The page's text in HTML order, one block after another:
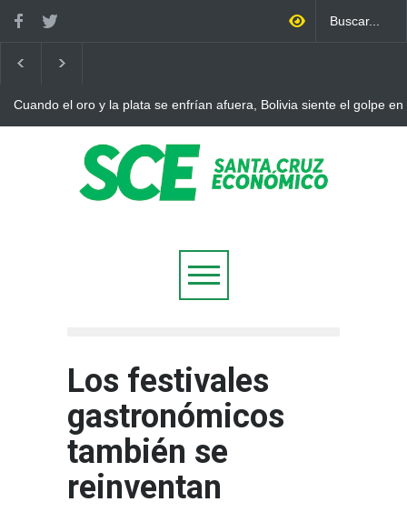
oro y la plata se enfrían afuera, Bolivia siente el golpe en casa
Los festivales
gastronómicos
también se
reinventan